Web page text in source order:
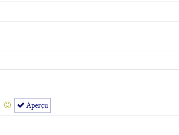
Aperçu